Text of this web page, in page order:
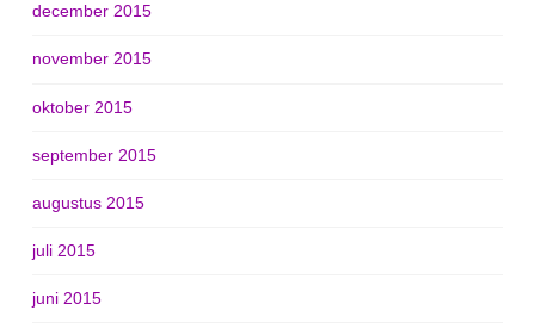
december 2015
november 2015
oktober 2015
september 2015
augustus 2015
juli 2015
juni 2015